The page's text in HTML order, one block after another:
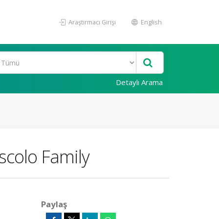
Araştırmacı Girişi English
Detaylı Arama
Family
Paylaş